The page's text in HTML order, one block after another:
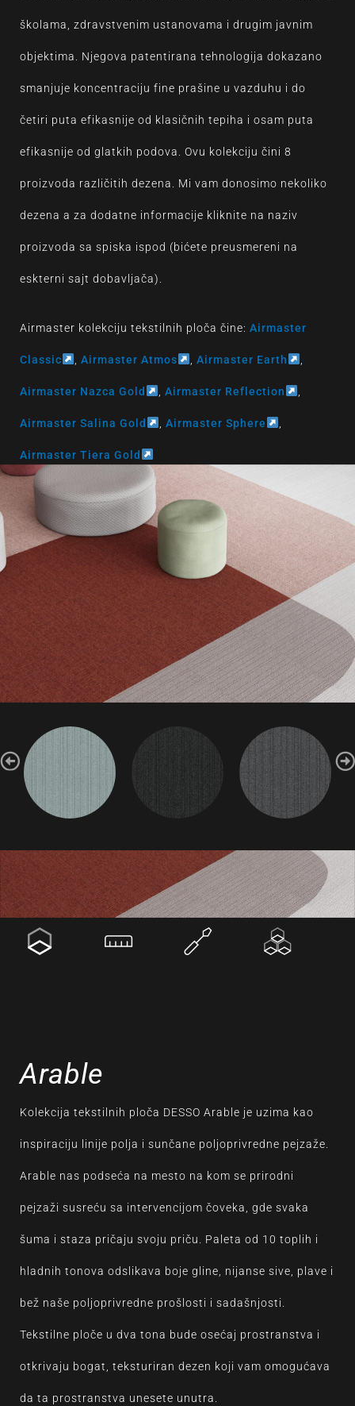
školama, zdravstvenim ustanovama i drugim javnim
objektima. Njegova patentirana tehnologija dokazano
smanjuje koncentraciju fine prašine u vazduhu i do
četiri puta efikasnije od klasičnih tepiha i osam puta
efikasnije od glatkih podova. Ovu kolekciju čini 8
proizvoda različitih dezena. Mi vam donosimo nekoliko
dezena a za dodatne informacije kliknite na naziv
proizvoda sa spiska ispod (bićete preusmereni na
eskterni sajt dobavljača).
Airmaster kolekciju tekstilnih ploča čine: Airmaster
Classic Airmaster Atmos Airmaster Earth
Airmaster Nazca Gold Airmaster Reflection
Airmaster Salina Gold Airmaster Sphere
Airmaster Tiera Gold
Arable
Kolekcija tekstilnih ploča DESSO Arable je uzima kao
inspiraciju linije polja i sunčane poljoprivredne pejzaže.
Arable nas podseća na mesto na kom se prirodni
pejzaži susreću sa intervencijom čoveka, gde svaka
šuma i staza pričaju svoju priču. Paleta od 10 toplih i
hladnih tonova odslikava boje gline, nijanse sive, plave i
bež naše poljoprivredne prošlosti i sadašnjosti.
Tekstilne ploče u dva tona bude osećaj prostranstva i
otkrivaju bogat, teksturiran dezen koji vam omogućava
da ta prostranstva unesete unutra.